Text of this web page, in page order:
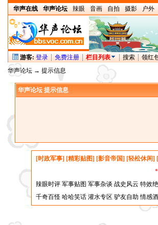
华声在线 华声论坛 辣眼 音画 自拍 摄影 户外
游客: 登录 免费注册 栏目列表 搜索 领红
华声论坛→ 提示信息
华声论坛 提示信息
[时政军事] [精彩贴图] [影音帝国] [轻松休闲]
辣眼时评 军事贴图 军事杂谈 战史风云 特效
千奇百怪 哈哈笑话 灌水专区 驴友自助 情感